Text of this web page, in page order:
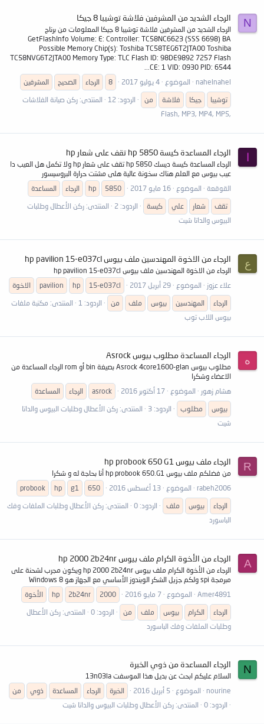
N الرجاء الشديد من المشرفين فلاشة توشيبا 8 جيكا
الرجاء الشديد من المشرفين فلاشة توشيبا 8 جيكا المعلومات من برناج
GetFlashInfo Volume: E: Controller: TC58NC6623 (SSS 6698) BA
Possible Memory Chip(s): Toshiba TC58TEG6T2JTA00 Toshiba
TC58NVG6T2JTA00 Memory Type: TLC Flash ID: 98DE9892 7257 Flash
CE: 1 VID: 0930 PID: 6544...
nahelnahel
الموضوع 4 يوليو 2017 8 الرجاء الصحيح
المشرفين
توشيبا
جيكا فلاشة من الردود: 12 المنتدى: ركن صيانة الفلاشات
,Flash, MP3, MP4, MP5
الرجاء المساعدة كيسة hp 5850 تقف على شعار hp
الرجاء المساعدة كيسة ديسك hp 5850 تقف على شعار hp ولا تكمل هل العيب دا
عيب بيوس مع العلم هناك سخونة عالية هلى مشتت حرارة البروسيسور
القوقعة
الموضوع 16 مايو 2017 5850
hp الرجاء
المساعدة
تقف
شعار علي كيسة الردود: 2 المنتدى: ركن الأعطال وطلبات
البيوس والداتا شيت
ع الرجاء من الاخوة المهندسين ملف بيوس hp pavilion 15-e037cl
الرجاء من الاخوة المهندسين ملف بيوس hp pavilion 15-e037cl
علاء عزوز
الموضوع 29 أبريل 2017 15-e037cl
hp
pavilion
الاخوة
الرجاء
المهندسين بيوس ملف من الردود: 1 المنتدى: مكتبة ملفات
بيوس اللاب توب
ه الرجاء المساعدة مطلوب بيوس Asrock
مطلوب بيوس Asrock 4core1600-glan بصيغة bin أو rom الرجاء المساعدة من
الاعضاء وشكرا
هشام زهور
الموضوع 17 أكتوبر 2016 asrock الرجاء
المساعدة
بيوس
مطلوب الردود: 3 المنتدى: ركن الأعطال وطلبات البيوس والداتا
شيت
R الرجاء ملف بيوس hp probook 650 G1
من فضلكم ملف بيوس hp probook 650.G1 أنا بحاجة له و شكرا
rabeh2006
الموضوع 13 أغسطس 2016 650
g1
hp
probook
الرجاء
بيوس ملف الردود: 0 المنتدى: ركن الأعطال وطلبات الملفات وفك
الباسورد
A الرجاء من الأخوة الكرام ملف بيوس hp 2000 2b24nr
الرجاء من الأخوة الكرام ملف بيوس hp 2000 2b24nr ويكون مجرب لشحنة على
مبرمجة spi ولكم جزيل الشكر الويندوز الأساسي مع الجهاز هو Windows 8
Amer4891
الموضوع 7 مايو 2016 2000
2b24nr
hp
الأخوة
الرجاء
الكرام بيوس ملف من الردود: 0 المنتدى: ركن الأعطال
وطلبات الملفات وفك الباسورد
N الرجاء المساعدة من ذوي الخبرة
السلام عليكم ابحث عن بديل هذا الموسفت 13n03la
nourine
الموضوع 5 أبريل 2016 الخبرة الرجاء المساعدة ذوي
من
الردود: 0
المنتدى: ركن الأعطال وطلبات البيوس والداتا شيت